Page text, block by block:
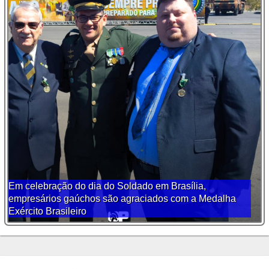
Em celebração do dia do Soldado em Brasília,
empresários gaúchos são agraciados com a Medalha
Exército Brasileiro